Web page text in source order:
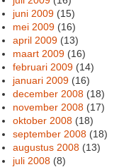
juni 2009 (15)
mei 2009 (16)
april 2009 (13)
maart 2009 (16)
februari 2009 (14)
januari 2009 (16)
december 2008 (18)
november 2008 (17)
oktober 2008 (18)
september 2008 (18)
augustus 2008 (13)
juli 2008 (8)